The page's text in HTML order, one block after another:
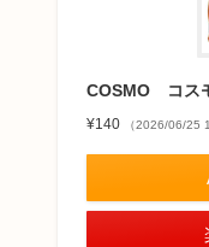
COSMO コ
¥140 （2026/06/25